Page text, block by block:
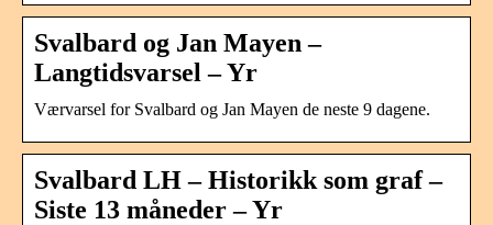
Svalbard og Jan Mayen –
Langtidsvarsel – Yr
Værvarsel for Svalbard og Jan Mayen de neste 9 dagene.
Svalbard LH – Historikk som graf –
Siste 13 måneder – Yr